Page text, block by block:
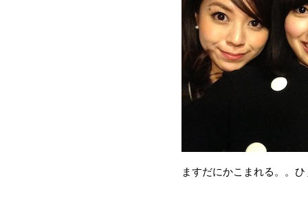
ますだにかこまれる。。ひ